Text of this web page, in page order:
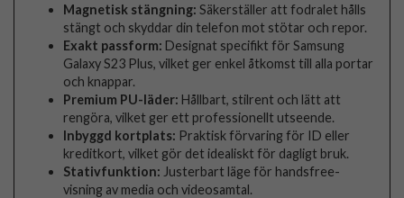
Magnetisk stängning: Säkerställer att fodralet hålls
stängt och skyddar din telefon mot stötar och repor.
Exakt passform: Designat specifikt för Samsung
Galaxy S23 Plus, vilket ger enkel åtkomst till alla portar
och knappar.
Premium PU-läder: Hållbart, stilrent och lätt att
rengöra, vilket ger ett professionellt utseende.
Inbyggd kortplats: Praktisk förvaring för ID eller
kreditkort, vilket gör det idealiskt för dagligt bruk.
Stativfunktion: Justerbart läge för handsfree-
visning av media och videosamtal.